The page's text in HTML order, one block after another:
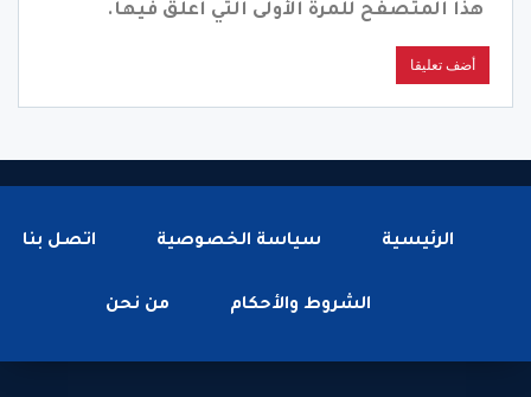
هذا المتصفح للمرة الأولى التي أعلق فيها.
الرئيسية سياسة الخصوصية اتصل بنا
الشروط والأحكام من نحن